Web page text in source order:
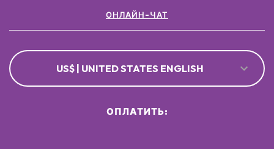
ОНЛАЙН-ЧАТ
US$ | UNITED STATES ENGLISH
ОПЛАТИТЬ: